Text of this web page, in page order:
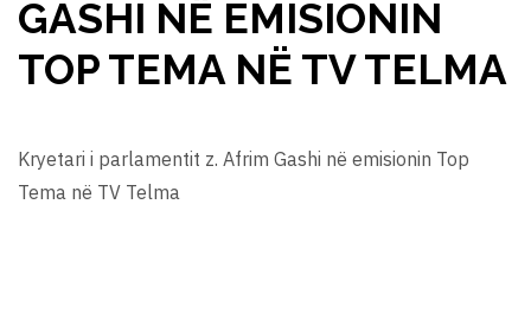
GASHI NË EMISIONIN
TOP TEMA NË TV TELMA
Kryetari i parlamentit z. Afrim Gashi në emisionin Top
Tema në TV Telma